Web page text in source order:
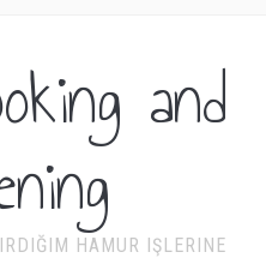
and
HAMUR IŞLERINE